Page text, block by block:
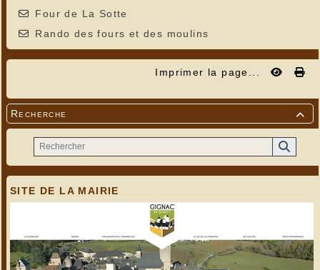
Four de La Sotte
Rando des fours et des moulins
Imprimer la page...

Recherche
SITE DE LA MAIRIE